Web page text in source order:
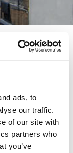
ads, to
our traffic.
of our site with
partners who
you’ve